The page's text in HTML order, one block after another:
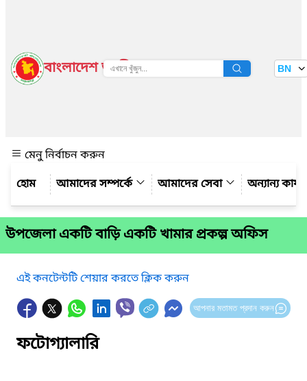
বাংলাদেশ জাতীয় তথ্য বাতায়ন BN
মেনু নির্বাচন করুন
আমাদের সম্পর্কে
আমাদের সেবা অন্যান্য
উপজেলা একটি বাড়ি একটি খামার প্রকল্প অফিস
এই কনটেন্টটি শেয়ার করতে ক্লিক করুন
আপনার মতামত প্রদান করুন
ফটোগ্যালারি